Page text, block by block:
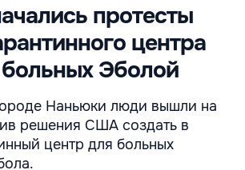
протесты
центра
Эболой
Наньюки люди вышли на
решения США создать в
центр для больных